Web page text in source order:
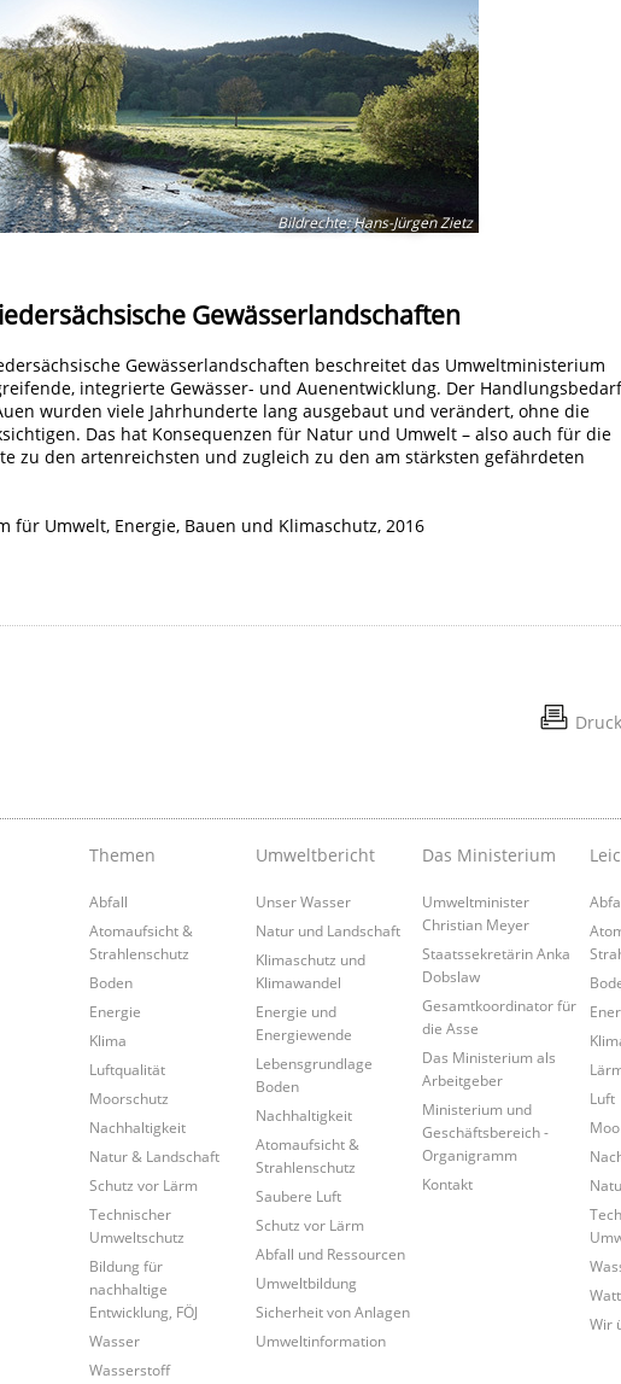
Bildrechte:Hans-Jürgen Zietz
Gewässerlandschaften
Gewässerlandschaften beschreitet das Umweltministerium
integrierte Gewässer- und Auenentwicklung. Der Handlungsbedarf
wurden viele Jahrhunderte lang ausgebaut und verändert, ohne die
Das hat Konsequenzen für Natur und Umwelt – also auch für die
zu den artenreichsten und zugleich zu den am stärksten gefährdeten
für Umwelt, Energie, Bauen und Klimaschutz, 2016
Themen
Abfall
Atomaufsicht &
Strahlenschutz
Boden
Energie
Klima
Luftqualität
Moorschutz
Nachhaltigkeit
Natur & Landschaft
Schutz vor Lärm
Technischer
Umweltschutz
Bildung für
nachhaltige
Entwicklung, FÖJ
Wasser
Wasserstoff
Umweltbericht
Unser Wasser
Natur und Landschaft
Klimaschutz und
Klimawandel
Energie und
Energiewende
Lebensgrundlage
Boden
Nachhaltigkeit
Atomaufsicht &
Strahlenschutz
Saubere Luft
Schutz vor Lärm
Abfall und Ressourcen
Umweltbildung
Sicherheit von Anlagen
Umweltinformation
Das Ministerium
Umweltminister
Christian Meyer
Staatssekretärin Anka
Dobslaw
Gesamtkoordinator für
die Asse
Das Ministerium als
Arbeitgeber
Ministerium und
Geschäftsbereich -
Organigramm
Kontakt
Luft
Wir